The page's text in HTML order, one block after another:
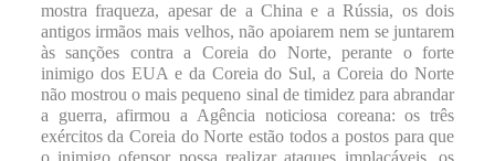
mostra fraqueza, apesar de a China e a Rússia, os dois
antigos irmãos mais velhos, não apoiarem nem se juntarem
às sanções contra a Coreia do Norte, perante o forte
inimigo dos EUA e da Coreia do Sul, a Coreia do Norte
não mostrou o mais pequeno sinal de timidez para abrandar
a guerra, afirmou a Agência noticiosa coreana: os três
exércitos da Coreia do Norte estão todos a postos para que
o inimigo ofensor possa realizar ataques implacáveis, os